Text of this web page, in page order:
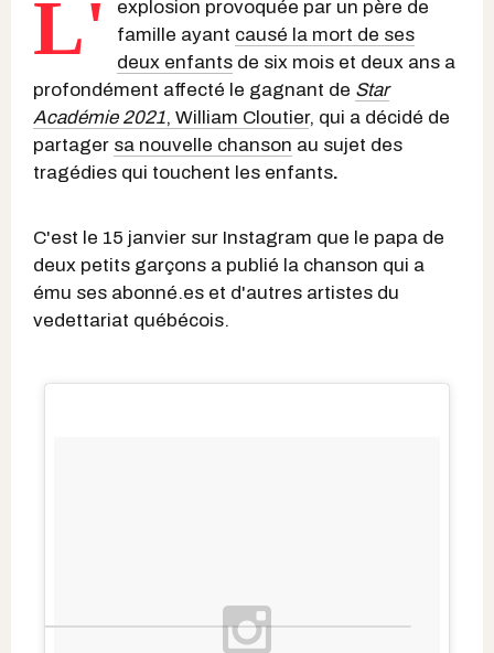
L'
explosion provoquée par un père de
famille ayant causé la mort de ses
deux enfants de six mois et deux ans a
profondément affecté le gagnant de Star
Académie 2021, William Cloutier, qui a décidé de
partager sa nouvelle chanson au sujet des
tragédies qui touchent les enfants.
C'est le 15 janvier sur Instagram que le papa de
deux petits garçons a publié la chanson qui a
ému ses abonné.es et d'autres artistes du
vedettariat québécois.